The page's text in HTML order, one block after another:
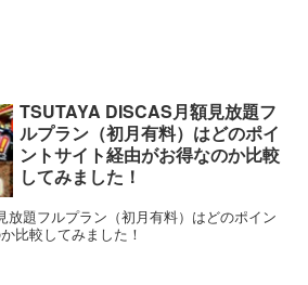
TSUTAYA DISCAS月額見放題フ
ルプラン（初月有料）はどのポイ
ントサイト経由がお得なのか比較
してみました！
放題フルプラン（初月有料）はどのポイン
比較してみました！